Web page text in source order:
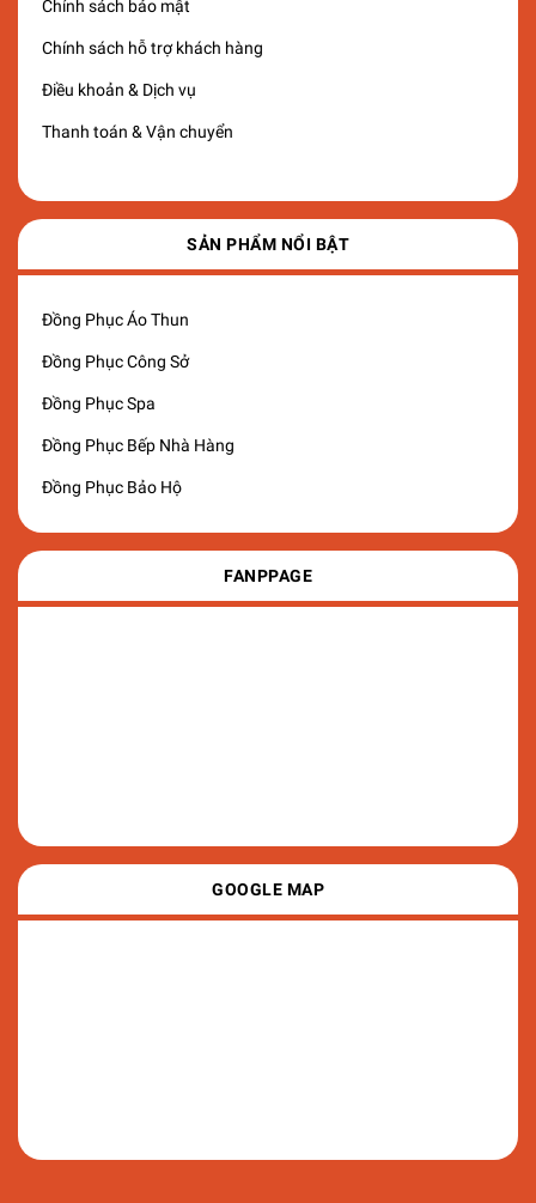
Chính sách bảo mật
Chính sách hỗ trợ khách hàng
Điều khoản & Dịch vụ
Thanh toán & Vận chuyển
SẢN PHẨM NỔI BẬT
Đồng Phục Áo Thun
Đồng Phục Công Sở
Đồng Phục Spa
Đồng Phục Bếp Nhà Hàng
Đồng Phục Bảo Hộ
FANPPAGE
GOOGLE MAP